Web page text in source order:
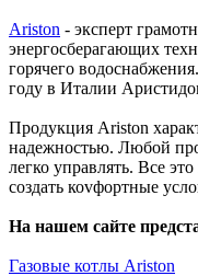
Ariston - эксперт
энергосберагающих
горячего
году в Италии
Продукция Ariston
надежностью. Любой
легко управлять. Все
создать коvфортные
На нашем сайте
Газовые котлы Ariston